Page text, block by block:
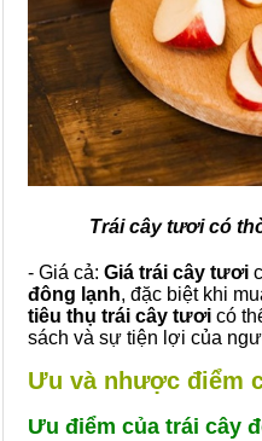
Trái cây tươi có
- Giá cả: Giá trái cây tươi
đông lạnh, đặc biệt khi
tiêu thụ trái cây tươi có
sách và sự tiện lợi của
Ưu và nhược điểm
Ưu điểm của trái cây